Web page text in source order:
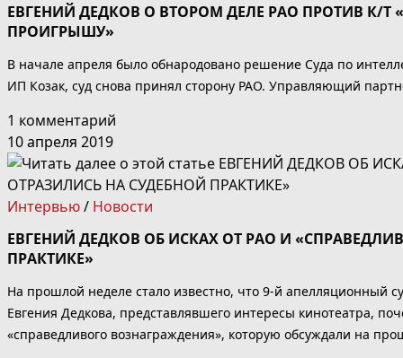
ЕВГЕНИЙ ДЕДКОВ О ВТОРОМ ДЕЛЕ РАО ПРОТИВ К/
ПРОИГРЫШУ»
В начале апреля было обнародовано решение Суда по
ИП Козак, суд снова принял сторону РАО. Управляющий
1 комментарий
10 апреля 2019
Интервью/ Новости
ЕВГЕНИЙ ДЕДКОВ ОБ ИСКАХ ОТ РАО И
ПРАКТИКЕ»
На прошлой неделе стало известно, что 9-й апелляционный
Евгения Дедкова, представлявшего интересы кинотеатра,
«справедливого вознаграждения», которую обсуждали на